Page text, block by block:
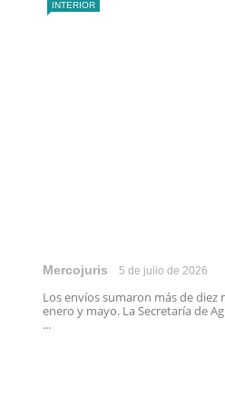
INTERIOR
Mercojuris 5 de julio de 2026
Los envíos sumaron más de diez
enero y mayo. La Secretaría de
...